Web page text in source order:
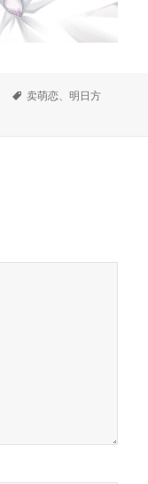
标
卖萌恋、明日方